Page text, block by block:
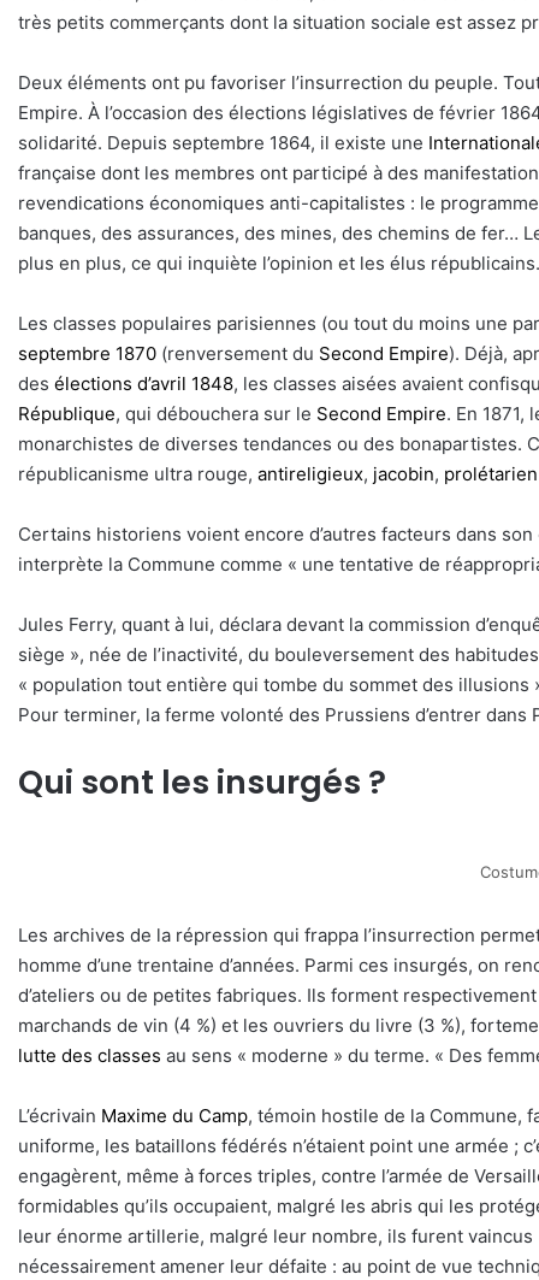
très petits commerçants dont la situation sociale est assez
Deux éléments ont pu favoriser l’insurrection du peuple.
Empire. À l’occasion des élections législatives de février
solidarité. Depuis septembre 1864, il existe une
française dont les membres ont participé à des
revendications économiques anti-capitalistes : le
banques, des assurances, des mines, des chemins de fer…
plus en plus, ce qui inquiète l’opinion et les élus républicains.
Les classes populaires parisiennes (ou tout du moins une
septembre 1870 (renversement du Second Empire). Déjà,
des élections d’avril 1848, les classes aisées avaient
République, qui débouchera sur le Second Empire. En
monarchistes de diverses tendances ou des bonapartistes.
républicanisme ultra rouge, antireligieux, jacobin, prolétarien
Certains historiens voient encore d’autres facteurs dans
interprète la Commune comme « une tentative de
Jules Ferry, quant à lui, déclara devant la commission
siège », née de l’inactivité, du bouleversement des
« population tout entière qui tombe du sommet des
Pour terminer, la ferme volonté des Prussiens d’entrer
Qui sont les insurgés ?
Les archives de la répression qui frappa l’insurrection
homme d’une trentaine d’années. Parmi ces insurgés, on
d’ateliers ou de petites fabriques. Ils forment
marchands de vin (4 %) et les ouvriers du livre (3 %),
lutte des classes au sens « moderne » du terme. « Des
L’écrivain Maxime du Camp, témoin hostile de la Commune,
uniforme, les bataillons fédérés n’étaient point une armée ;
engagèrent, même à forces triples, contre l’armée de
formidables qu’ils occupaient, malgré les abris qui les
leur énorme artillerie, malgré leur nombre, ils furent
nécessairement amener leur défaite : au point de vue